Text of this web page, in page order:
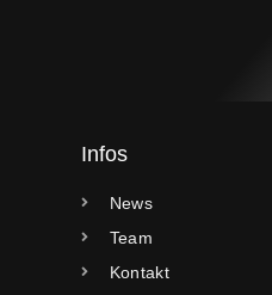
Infos
News
Team
Kontakt